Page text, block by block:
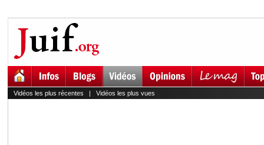
Vidéos les plus récentes | Vidéos les plus vues